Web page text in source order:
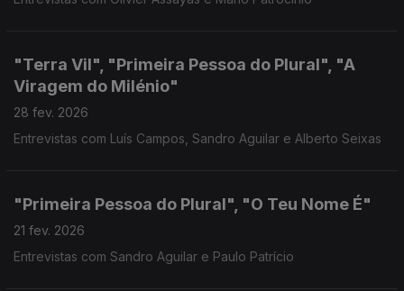
"Terra Vil", "Primeira Pessoa do Plural", "A
Viragem do Milénio"
28 fev. 2026
Entrevistas com Luís Campos, Sandro Aguilar e Alberto Seixas
"Primeira Pessoa do Plural", "O Teu Nome É"
21 fev. 2026
Entrevistas com Sandro Aguilar e Paulo Patrício